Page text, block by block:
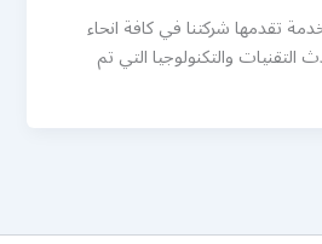
تقدمها شركتنا في كافة انحاء
والتكنولوجيا التي تم